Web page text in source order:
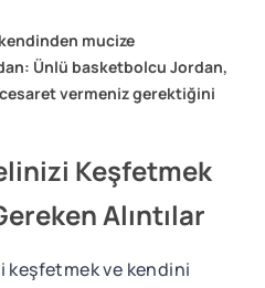
mucize
Ünlü basketbolcu Jordan,
vermeniz gerektiğini
Keşfetmek
Alıntılar
ve kendini